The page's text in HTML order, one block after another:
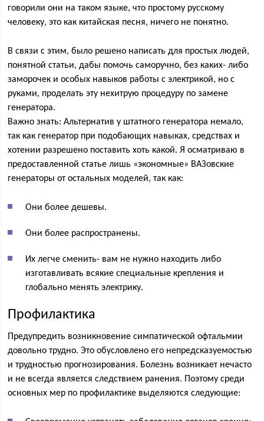
говорили они на таком языке, что простому русскому
человеку, это как китайская песня, ничего не понятно.
В связи с этим, было решено написать для простых людей,
понятной статьи, дабы помочь саморучно, без каких- либо
заморочек и особых навыков работы с электрикой, но с
руками, проделать эту нехитрую процедуру по замене
генератора.
Важно знать: Альтернатив у штатного генератора немало,
так как генератор при подобающих навыках, средствах и
хотении разрешено поставить хоть какой. Я осматриваю в
предоставленной статье лишь «экономные» ВАЗовские
генераторы от остальных моделей, так как:
Они более дешевы.
Они более распространены.
Их легче сменить- вам не нужно находить либо
изготавливать всякие специальные крепления и
глобально менять электрику.
Профилактика
Предупредить возникновение симпатической офтальмии
довольно трудно. Это обусловлено его непредсказуемостью
и трудностью прогнозирования. Болезнь возникает нечасто
и не всегда является следствием ранения. Поэтому среди
основных мер по профилактике выделяются следующие: